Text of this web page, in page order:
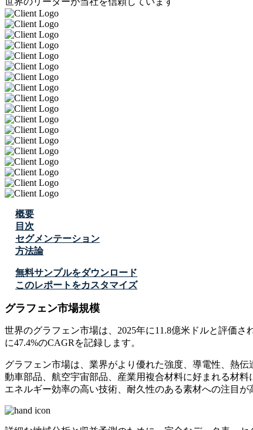
概要
目次
セグメンテーション
方法論
無料サンプルをダウンロード
このレポートをカスタマイズ
グラフェン市場規模
世界のグラフェン市場は、2025年に11.8億米ドルと評価さ
に47.4%のCAGRを記録します。
グラフェン市場は、業界がより優れた強度、導電性、熱
動車部品、航空宇宙部品、産業用複合材料に好まれる材
エネルギー効率の高い技術、耐久性のある素材への注目